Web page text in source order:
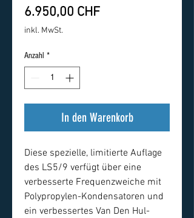
6.950,00 CHFPreis
inkl. MwSt.
Anzahl *
In den Warenkorb
Diese spezielle, limitierte Auflage
des LS5/9 verfügt über eine
verbesserte Frequenzweiche mit
Polypropylen-Kondensatoren und
ein verbessertes Van Den Hul-